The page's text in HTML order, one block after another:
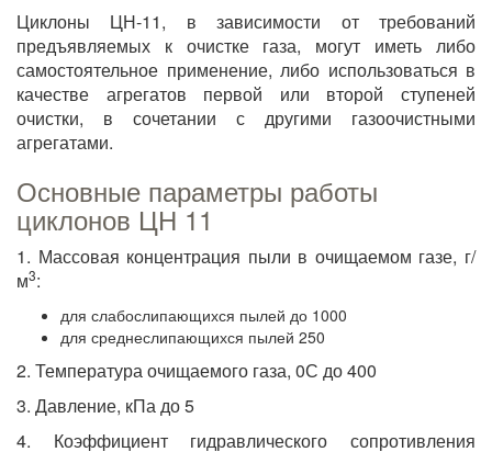
Циклоны ЦН-11, в зависимости от требований
предъявляемых к очистке газа, могут иметь либо
самостоятельное применение, либо использоваться в
качестве агрегатов первой или второй ступеней
очистки, в сочетании с другими газоочистными
агрегатами.
Основные параметры работы
циклонов ЦН 11
1. Массовая концентрация пыли в очищаемом газе, г/
м3:
для слабослипающихся пылей до 1000
для среднеслипающихся пылей 250
2. Температура очищаемого газа, 0С до 400
3. Давление, кПа до 5
4. Коэффициент гидравлического сопротивления